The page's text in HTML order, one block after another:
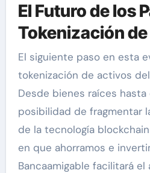
El Futuro de los
Tokenización
El siguiente paso en esta
tokenización de activos
Desde bienes raíces hasta
posibilidad de fragmentar
de la tecnología
en que ahorramos e
Bancaamigable facilitará